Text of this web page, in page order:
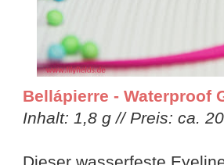
Bellápierre - Waterproof
Inhalt: 1,8 g // Preis: ca.